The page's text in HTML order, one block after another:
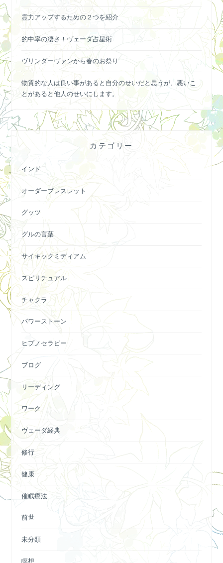
霊力アップするための２つを紹介
的中率の凄さ！ヴェーダ占星術
ヴリンダーヴァンから春のお祭り
物質的な人は良い事があると自分のせいだと思うが、悪いこ
とがあると他人のせいにします。
カテゴリー
インド
オーダーブレスレット
グッツ
グルの言葉
サイキックミディアム
スピリチュアル
チャクラ
パワーストーン
ヒプノセラピー
ブログ
リーディング
ワーク
ヴェーダ経典
修行
健康
催眠療法
前世
未分類
瞑想